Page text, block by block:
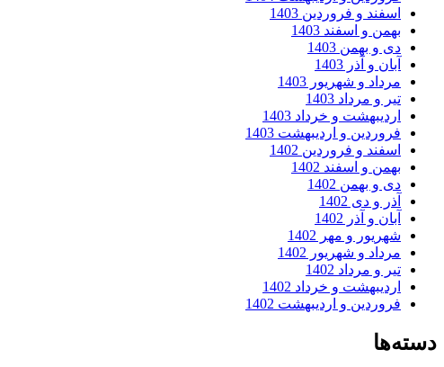
اسفند و فروردین 1403
بهمن و اسفند 1403
دی و بهمن 1403
آبان و آذر 1403
مرداد و شهریور 1403
تیر و مرداد 1403
اردیبهشت و خرداد 1403
فروردین و اردیبهشت 1403
اسفند و فروردین 1402
بهمن و اسفند 1402
دی و بهمن 1402
آذر و دی 1402
آبان و آذر 1402
شهریور و مهر 1402
مرداد و شهریور 1402
تیر و مرداد 1402
اردیبهشت و خرداد 1402
فروردین و اردیبهشت 1402
دسته‌ها